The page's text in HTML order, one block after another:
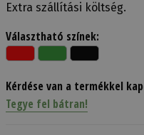
Extra szállítási költség.
Választható színek:
Kérdése van a termékkel
Tegye fel bátran!